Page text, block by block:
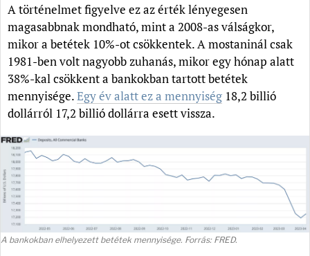
A történelmet figyelve ez az érték lényegesen
magasabbnak mondható, mint a 2008-as válságkor,
mikor a betétek 10%-ot csökkentek. A mostaninál csak
1981-ben volt nagyobb zuhanás, mikor egy hónap alatt
38%-kal csökkent a bankokban tartott betétek
mennyisége.Egy év alatt ez a mennyiség 18,2 billió
dollárról 17,2 billió dollárra esett vissza.
A bankokban elhelyezett betétek mennyisége. Forrás: FRED.